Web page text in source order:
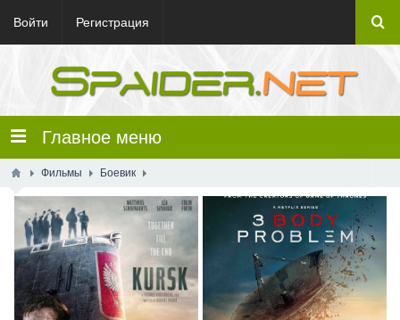
Войти Регистрация
Главное меню
Фильмы Боевик